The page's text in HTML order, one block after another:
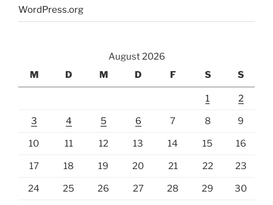
WordPress.org
August 2026
M
D M D F S S
1 2
3 4 5 6 7 8 9
10 11 12 13 14 15 16
17 18 19 20 21 22 23
24 25 26 27 28 29 30